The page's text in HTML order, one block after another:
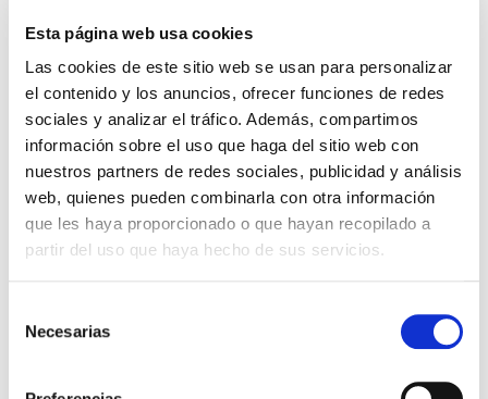
Esta página web usa cookies
Las cookies de este sitio web se usan para personalizar
el contenido y los anuncios, ofrecer funciones de redes
sociales y analizar el tráfico. Además, compartimos
información sobre el uso que haga del sitio web con
nuestros partners de redes sociales, publicidad y análisis
web, quienes pueden combinarla con otra información
que les haya proporcionado o que hayan recopilado a
partir del uso que haya hecho de sus servicios.
Necesarias
Soluciones para ser madre
La obstrucción tubárica es una de las principales
causas de infertilidad. Las trompas uterinas o
trompas de Falopio son dos conductos u oviductos
que emergen de los cuernos uterinos y […]
Leer más >